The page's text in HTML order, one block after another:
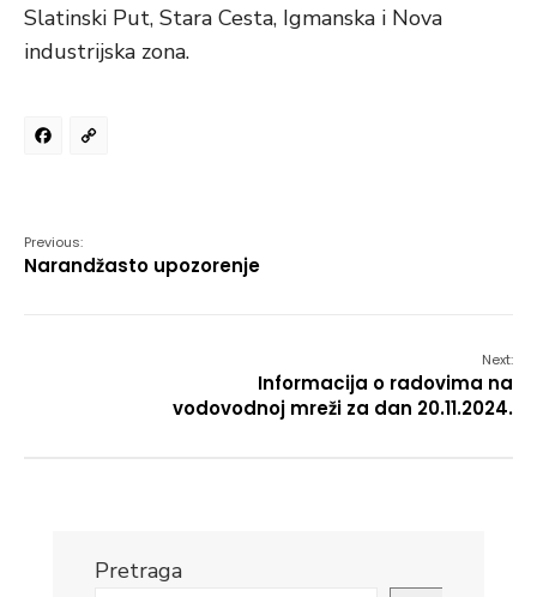
Slatinski Put, Stara Cesta, Igmanska i Nova
industrijska zona.
Facebook
Previous:
Narandžasto upozorenje
Next:
Informacija o radovima na
vodovodnoj mreži za dan 20.11.2024.
Pretraga